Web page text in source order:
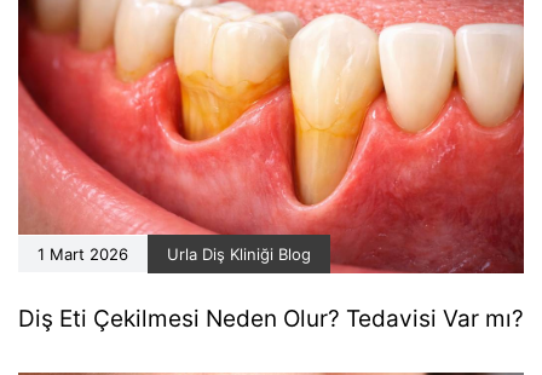
1 Mart 2026 Urla Diş Kliniği Blog
Diş Eti Çekilmesi Neden Olur? Tedavisi Var mı?